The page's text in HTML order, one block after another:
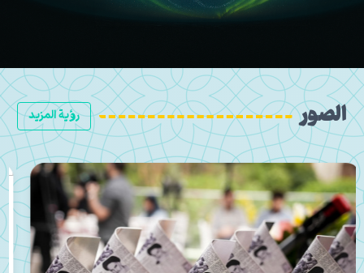
رؤية المزيد الصور